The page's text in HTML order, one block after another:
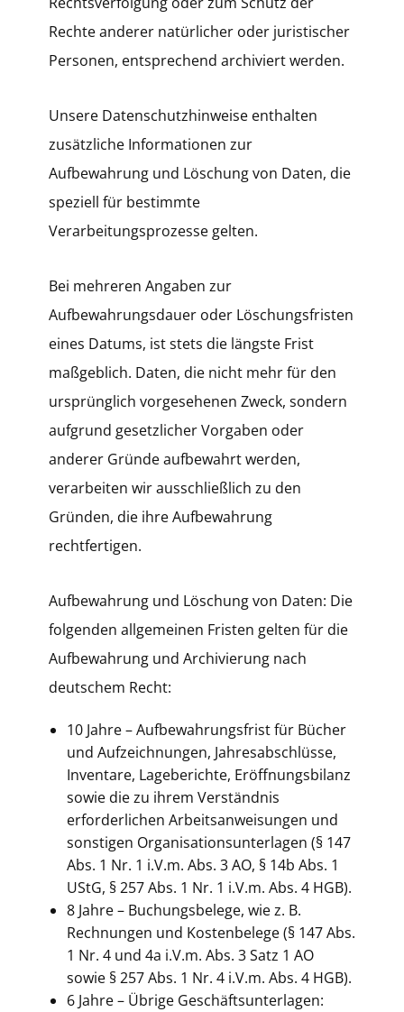
Rechte anderer natürlicher oder juristischer
Personen, entsprechend archiviert werden.
Unsere Datenschutzhinweise enthalten
zusätzliche Informationen zur
Aufbewahrung und Löschung von Daten, die
speziell für bestimmte
Verarbeitungsprozesse gelten.
Bei mehreren Angaben zur
Aufbewahrungsdauer oder Löschungsfristen
eines Datums, ist stets die längste Frist
maßgeblich. Daten, die nicht mehr für den
ursprünglich vorgesehenen Zweck, sondern
aufgrund gesetzlicher Vorgaben oder
anderer Gründe aufbewahrt werden,
verarbeiten wir ausschließlich zu den
Gründen, die ihre Aufbewahrung
rechtfertigen.
Aufbewahrung und Löschung von Daten: Die
folgenden allgemeinen Fristen gelten für die
Aufbewahrung und Archivierung nach
deutschem Recht:
10 Jahre – Aufbewahrungsfrist für Bücher
und Aufzeichnungen, Jahresabschlüsse,
Inventare, Lageberichte, Eröffnungsbilanz
sowie die zu ihrem Verständnis
erforderlichen Arbeitsanweisungen und
sonstigen Organisationsunterlagen (§ 147
Abs. 1 Nr. 1 i.V.m. Abs. 3 AO, § 14b Abs. 1
UStG, § 257 Abs. 1 Nr. 1 i.V.m. Abs. 4 HGB).
8 Jahre – Buchungsbelege, wie z. B.
Rechnungen und Kostenbelege (§ 147 Abs.
1 Nr. 4 und 4a i.V.m. Abs. 3 Satz 1 AO
sowie § 257 Abs. 1 Nr. 4 i.V.m. Abs. 4 HGB).
6 Jahre – Übrige Geschäftsunterlagen: